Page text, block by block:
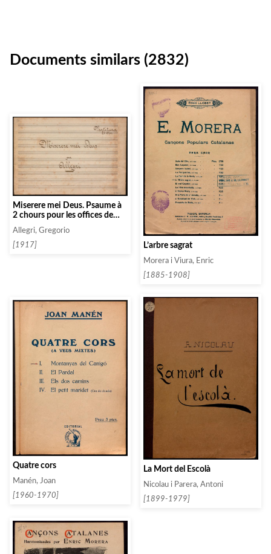
Documents similars (2832)
Miserere mei Deus. Psaume à
2 chours pour les offices de
pènitence
Allegri, Gregorio
[1917]
L’arbre sagrat
Morera i Viura, Enric
[1885-1908]
Quatre cors
Manén, Joan
[1960-1970]
La Mort del Escolà
Nicolau i Parera, Antoni
[1899-1979]